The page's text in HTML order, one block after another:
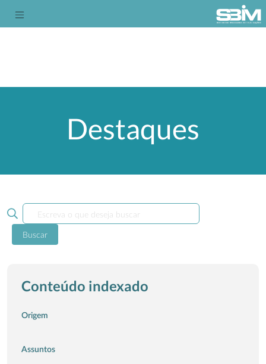
Destaques
Buscar
Conteúdo indexado
Origem
Assuntos